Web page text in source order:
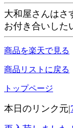
大和屋さんはさ
お付き合いした
商品を楽天で見る
商品リストに戻る
トップページ
本日のリンク元|